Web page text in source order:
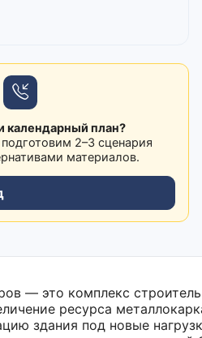
календарный план?
2–3 сценария
материалов.
— это комплекс
ресурса
здания под новые